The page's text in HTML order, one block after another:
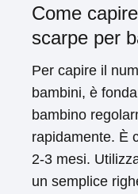
Come
scarpe per
Per capire il
bambini, è
bambino
rapidamente. È
2-3 mesi.
un semplice